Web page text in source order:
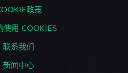
政策
使用 COOKIES
联系我们
新闻中心